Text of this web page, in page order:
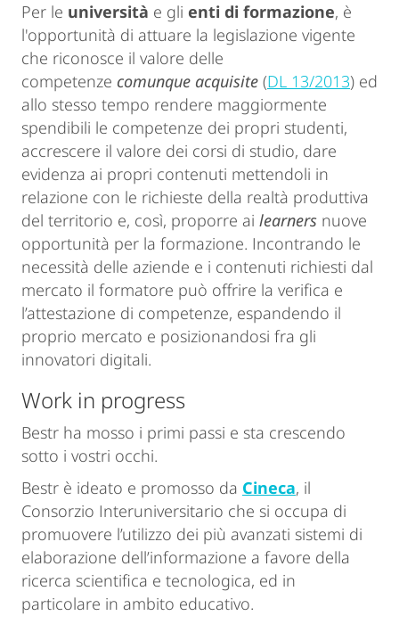
Per le università e gli enti di formazione, è
l'opportunità di attuare la legislazione vigente
che riconosce il valore delle
competenze comunque acquisite (DL 13/2013) ed
allo stesso tempo rendere maggiormente
spendibili le competenze dei propri studenti,
accrescere il valore dei corsi di studio, dare
evidenza ai propri contenuti mettendoli in
relazione con le richieste della realtà produttiva
del territorio e, così, proporre ai learners nuove
opportunità per la formazione. Incontrando le
necessità delle aziende e i contenuti richiesti dal
mercato il formatore può offrire la verifica e
l’attestazione di competenze, espandendo il
proprio mercato e posizionandosi fra gli
innovatori digitali.
Work in progress
Bestr ha mosso i primi passi e sta crescendo
sotto i vostri occhi.
Bestr è ideato e promosso da Cineca, il
Consorzio Interuniversitario che si occupa di
promuovere l’utilizzo dei più avanzati sistemi di
elaborazione dell’informazione a favore della
ricerca scientifica e tecnologica, ed in
particolare in ambito educativo.